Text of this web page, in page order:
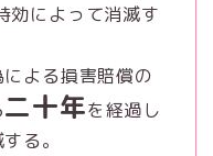
効によって消滅す
よる損害賠償の
二十年を経過し
る。